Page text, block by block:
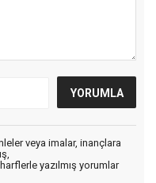
veya imalar, inançlara
yazılmış yorumlar